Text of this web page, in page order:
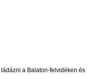
a Balaton-felvidéken és